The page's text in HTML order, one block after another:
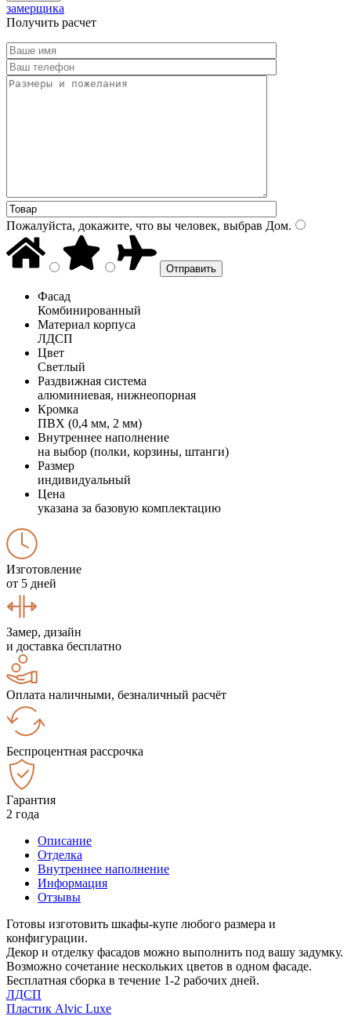
замерщика
Получить расчет
Пожалуйста, докажите, что вы человек, выбрав Дом.
Фасад
Комбинированный
Материал корпуса
ЛДСП
Цвет
Светлый
Раздвижная система
алюминиевая, нижнеопорная
Кромка
ПВХ (0,4 мм, 2 мм)
Внутреннее наполнение
на выбор (полки, корзины, штанги)
Размер
индивидуальный
Цена
указана за базовую комплектацию
Изготовление
от 5 дней
Замер, дизайн
и доставка бесплатно
Оплата наличными, безналичный расчёт
Беспроцентная рассрочка
Гарантия
2 года
Описание
Отделка
Внутреннее наполнение
Информация
Отзывы
Готовы изготовить шкафы-купе любого размера и
конфигурации.
Декор и отделку фасадов можно выполнить под вашу задумку.
Возможно сочетание нескольких цветов в одном фасаде.
Бесплатная сборка в течение 1-2 рабочих дней.
ЛДСП
Пластик Alvic Luxe